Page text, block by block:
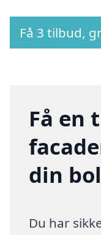
Få 3 tilbud,
Få en
din
Du har